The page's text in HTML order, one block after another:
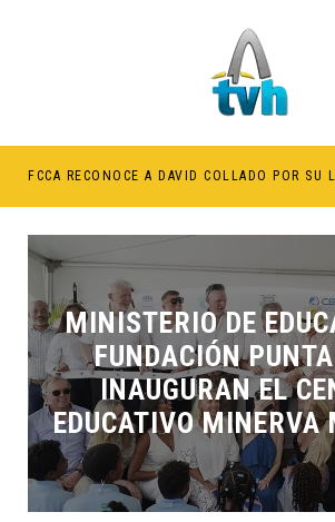
MINISTERIO DE
FUNDACIÓN
INAUGURAN EL
EDUCATIVO MINERVA